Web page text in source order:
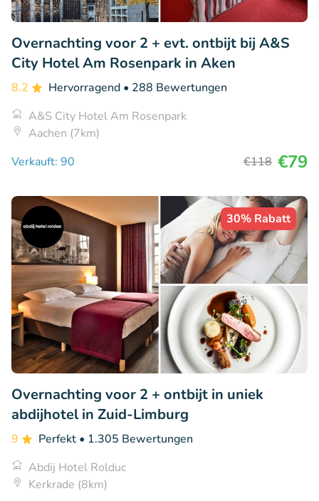
Overnachting voor 2 + evt. ontbijt bij A&S
City Hotel Am Rosenpark in Aken
8.2 Hervorragend • 288 Bewertungen
A&S City Hotel Am Rosenpark
Aachen (7km)
Verkauft: 90
€118 €79
30% Rabatt
Overnachting voor 2 + ontbijt in uniek
abdijhotel in Zuid-Limburg
9 Perfekt • 1.305 Bewertungen
Abdij Hotel Rolduc
Kerkrade (8km)